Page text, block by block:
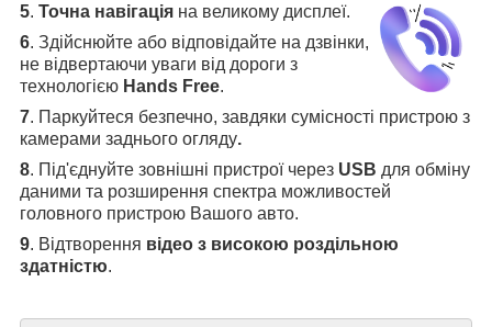
5. Точна навігація на великому дисплеї.
6. Здійснюйте або відповідайте на дзвінки,
не відвертаючи уваги від дороги з
технологією Hands Free.
7. Паркуйтеся безпечно, завдяки сумісності пристрою з
камерами заднього огляду.
8. Під'єднуйте зовнішні пристрої через USB для обміну
даними та розширення спектра можливостей
головного пристрою Вашого авто.
9. Відтворення відео з високою роздільною
здатністю.